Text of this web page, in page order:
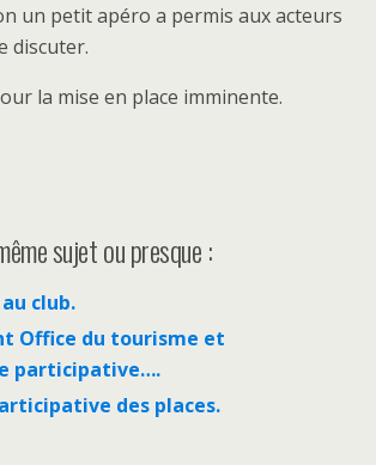
un petit apéro a permis aux acteurs
discuter.
la mise en place imminente.
sujet ou presque :
club.
Office du tourisme et
participative….
des places.